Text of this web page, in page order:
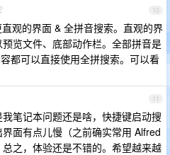
10
观的界面 & 全拼音搜索。直观的界
览文件、底部动作栏。全部拼音是
都可以直接使用全拼搜索。可以看
11
笔记本问题还是啥，快捷键启动搜
面有点儿慢（之前确实常用 Alfred
之，体验还是不错的。希望越来越